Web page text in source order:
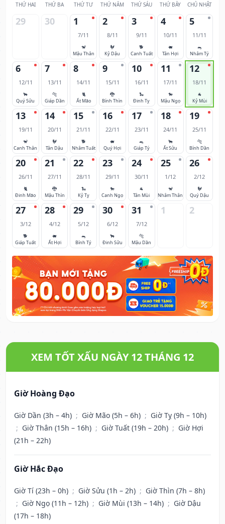
THỨ HAI THỨ BA THỨ TƯ THỨ NĂM THỨ SÁU THỨ BẢY CHỦ NHẬT
29 30 1
7/11
🐒
Mậu Thân
2
8/11
🐓
Kỷ Dậu
3
9/11
🐕
Canh Tuất
4
10/11
🐖
Tân Hợi
5
11/11
🐀
Nhâm Tý
6
12/11
🐂
Quý Sửu
7
13/11
🐅
Giáp Dần
8
14/11
🐈
Ất Mão
9
15/11
🐉
Bính Thìn
10
16/11
🐍
Đinh Tỵ
11
17/11
🐎
Mậu Ngọ
12
18/11
🐐
Kỷ Mùi
13
19/11
🐒
Canh Thân
14
20/11
🐓
Tân Dậu
15
21/11
🐕
Nhâm Tuất
16
22/11
🐖
Quý Hợi
17
23/11
🐀
Giáp Tý
18
24/11
🐂
Ất Sửu
19
25/11
🐅
Bính Dần
20
26/11
🐈
Đinh Mão
21
27/11
🐉
Mậu Thìn
22
28/11
🐍
Kỷ Tỵ
23
29/11
🐎
Canh Ngọ
24
30/11
🐐
Tân Mùi
25
1/12
🐒
Nhâm Thân
26
2/12
🐓
Quý Dậu
27
3/12
🐕
Giáp Tuất
28
4/12
🐖
Ất Hợi
29
5/12
🐀
Bính Tý
30
6/12
🐂
Đinh Sửu
31
7/12
🐅
Mậu Dần
1 2
XEM TỐT XẤU NGÀY 12 THÁNG 12
Giờ Hoàng Đạo
Giờ Dần (3h – 4h) ; Giờ Mão (5h – 6h) ; Giờ Tỵ (9h – 10h)
; Giờ Thân (15h – 16h) ; Giờ Tuất (19h – 20h) ; Giờ Hợi
(21h – 22h)
Giờ Hắc Đạo
Giờ Tí (23h – 0h) ; Giờ Sửu (1h – 2h) ; Giờ Thìn (7h – 8h)
; Giờ Ngọ (11h – 12h) ; Giờ Mùi (13h – 14h) ; Giờ Dậu
(17h – 18h)